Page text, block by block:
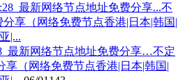
最新网络节点地址免费分享…不定
（网络免费节点香港|日本|韩国|